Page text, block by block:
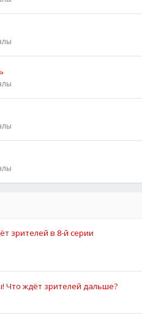
зрителей в 8-й серии
Что ждёт зрителей дальше?